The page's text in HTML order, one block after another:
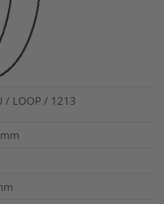
/ LOOP / 1213
mm